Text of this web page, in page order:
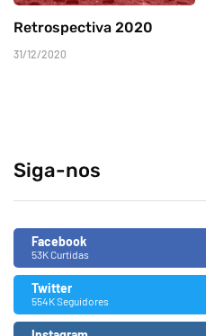
Retrospectiva 2020
31/12/2020
Siga-nos
Facebook
53K Curtidas
Twitter
554K Seguidores